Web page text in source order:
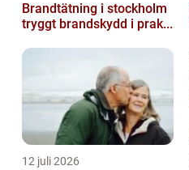
Brandtätning i stockholm
tryggt brandskydd i prak...
12 juli 2026